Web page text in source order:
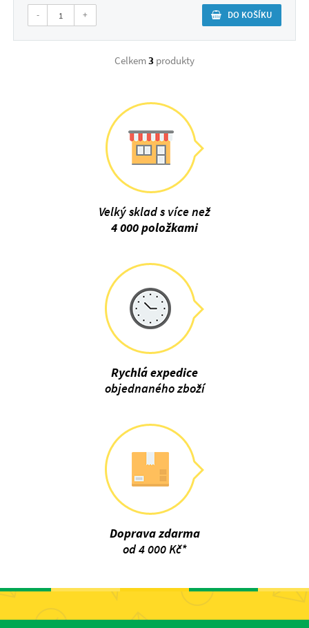
- + DO KOŠÍKU
Celkem3 produkty
Velký sklad s více než
4 000 položkami
Rychlá expedice
objednaného zboží
Doprava zdarma
od 4 000 Kč*